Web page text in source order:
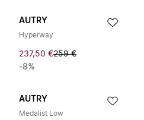
AUTRY
Hyperway
237,50 €259 €
-8%
AUTRY
Medalist Low